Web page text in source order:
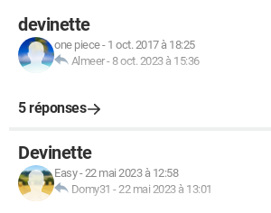
devinette
one piece- 1 oct. 2017 à 18:25
Almeer- 8 oct. 2023 à 15:36
5 réponses
Devinette
Easy-22 mai 2023 à 12:58
Domy31 -22 mai 2023 à 13:01